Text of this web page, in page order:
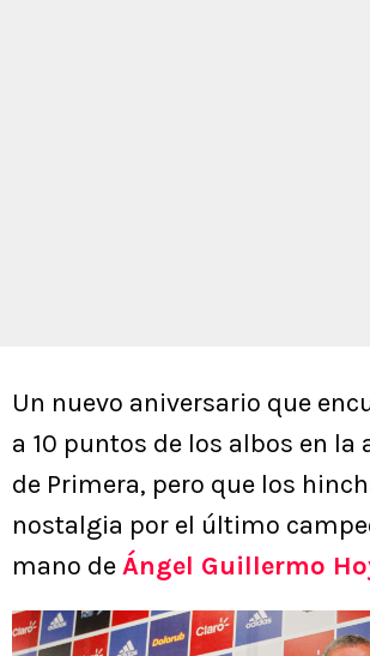
Un nuevo aniversario que
a 10 puntos de los albos en la
de Primera, pero que los
nostalgia por el último
mano deÁngel Guillermo